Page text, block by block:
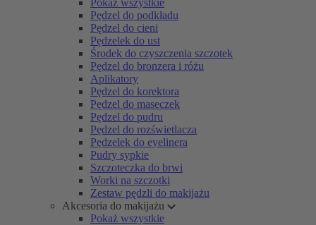
Pokaż wszystkie
Pędzel do podkładu
Pędzel do cieni
Pędzelek do ust
Środek do czyszczenia szczotek
Pędzel do bronzera i różu
Aplikatory
Pędzel do korektora
Pędzel do maseczek
Pędzel do pudru
Pędzel do rozświetlacza
Pędzelek do eyelinera
Pudry sypkie
Szczoteczka do brwi
Worki na szczotki
Zestaw pędzli do makijażu
Akcesoria do makijażu
Pokaż wszystkie